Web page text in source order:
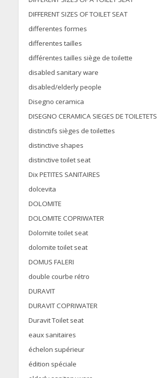
DIFFERENT SIZES OF TOILET SEAT
differentes formes
differentes tailles
différentes tailles siège de toilette
disabled sanitary ware
disabled/elderly people
Disegno ceramica
DISEGNO CERAMICA SIEGES DE TOILETETS
distinctifs sièges de toilettes
distinctive shapes
distinctive toilet seat
Dix PETITES SANITAIRES
dolcevita
DOLOMITE
DOLOMITE COPRIWATER
Dolomite toilet seat
dolomite toilet seat
DOMUS FALERI
double courbe rétro
DURAVIT
DURAVIT COPRIWATER
Duravit Toilet seat
eaux sanitaires
échelon supérieur
édition spéciale